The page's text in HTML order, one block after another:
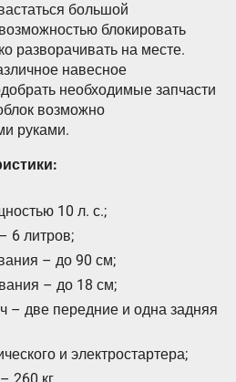
большой
блокировать
разворачивать на месте.
навесное
необходимые запчасти
возможно
руками.
10 л. с.;
6 литров;
– до 90 см;
– до 18 см;
– две передние и одна задняя
и электростартера;